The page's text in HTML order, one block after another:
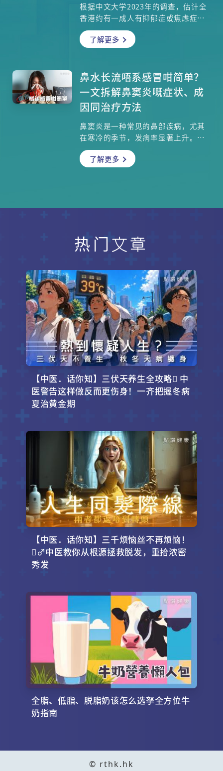
根据中文大学2023年的调查，估计全
香港约有一成人有抑郁症或焦虑症的
情况，究竟抑郁症的成因是什么？一
般人情绪低落、失眠或胃口欠佳，是
案以抗抑郁药为主，它有否严重副作
用？精神科专科麦棨诺医生为大家介
绍抑郁症，注册营养师梁嘉文亦分享
日常饮食中的Dos & Don’ts，有助
我们远离抑郁！
了解更多
鼻水长流唔系感冒咁简单？
一文拆解鼻窦炎嘅症状、成
因同治疗方法
鼻窦炎是一种常见的鼻部疾病，尤其
在寒冷的季节，发病率显著上升。许
多人误以为鼻水长流或鼻塞只是普通
的感冒症状，但实际上，这可能是鼻
案，帮助你更好地了解这一疾病。
了解更多
热门文章
【中医．话你知】三伏天养生全攻略 中
医警告这样做反而更伤身！一齐把握冬病
夏治黄金期
【中医．话你知】三千烦恼丝不再烦恼！
‍♂️中医教你从根源拯救脱发，重拾浓密
秀发
全脂、低脂、脱脂奶该怎么选拏全方位牛
奶指南
© rthk.hk